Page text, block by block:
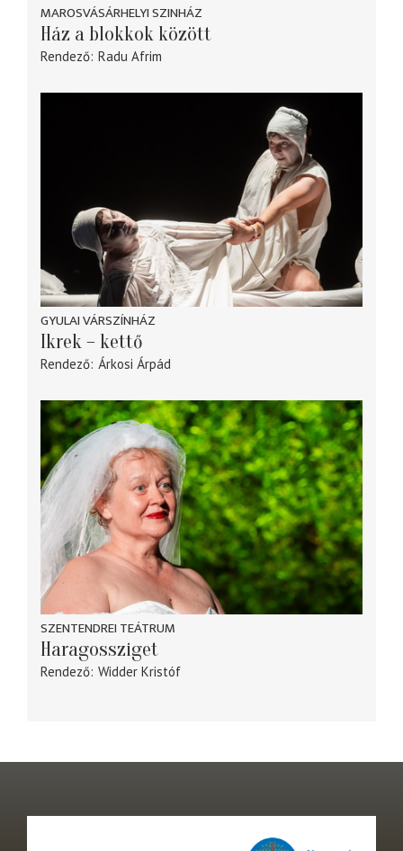
MAROSVÁSÁRHELYI SZINHÁZ
Ház a blokkok között
Rendező Radu Afrim
GYULAI VÁRSZÍNHÁZ
Ikrek – kettő
Rendező Árkosi Árpád
SZENTENDREI TEÁTRUM
Haragossziget
Rendező Widder Kristóf